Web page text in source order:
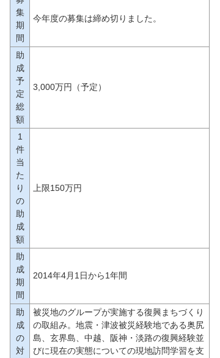
集
期
間
今年度の募集は締め切りました。
助
成
予
定
総
額
3,000万円（予定）
1
件
当
た
り
の
助
成
額
上限150万円
助
成
期
間
2014年4月1日から1年間
助
成
の
対
被災地のグループが実施する復興まちづくり
の取組み。地震・津波被災経験地である奥尻
島、玄界島、中越、阪神・淡路の復興経験並
びに現在の実態についての現地訪問学習を支